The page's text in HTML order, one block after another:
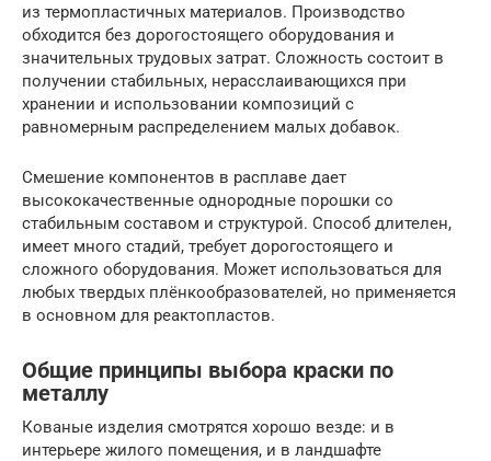
из термопластичных материалов. Производство
обходится без дорогостоящего оборудования и
значительных трудовых затрат. Сложность состоит в
получении стабильных, нерасслаивающихся при
хранении и использовании композиций с
равномерным распределением малых добавок.
Смешение компонентов в расплаве дает
высококачественные однородные порошки со
стабильным составом и структурой. Способ длителен,
имеет много стадий, требует дорогостоящего и
сложного оборудования. Может использоваться для
любых твердых плёнкообразователей, но применяется
в основном для реактопластов.
Общие принципы выбора краски по
металлу
Кованые изделия смотрятся хорошо везде: и в
интерьере жилого помещения, и в ландшафте